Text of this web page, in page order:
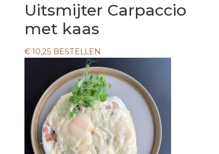
Uitsmijter Carpaccio
met kaas
€ 10,25 BESTELLEN